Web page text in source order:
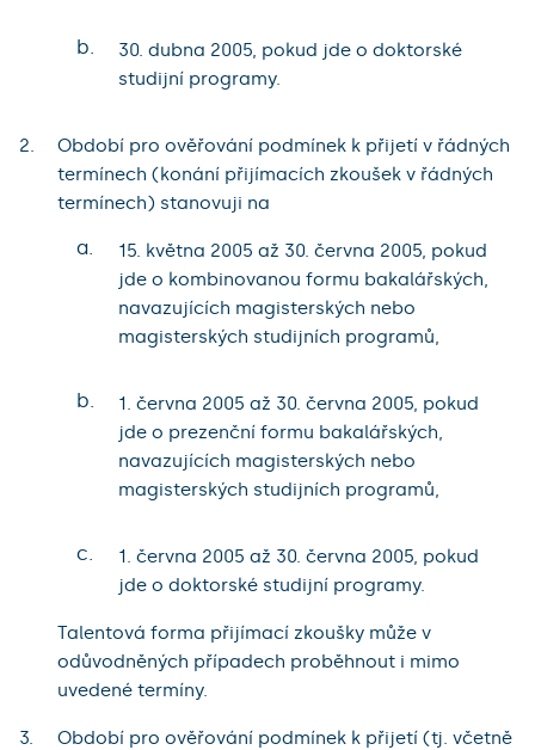
b.
30. dubna 2005, pokud jde o doktorské
studijní programy.
Období pro ověřování podmínek k přijetí v řádných
termínech (konání přijímacích zkoušek v řádných
termínech) stanovuji na
a.
15. května 2005 až 30. června 2005, pokud
jde o kombinovanou formu bakalářských,
navazujících magisterských nebo
magisterských studijních programů,
b.
1. června 2005 až 30. června 2005, pokud
jde o prezenční formu bakalářských,
navazujících magisterských nebo
magisterských studijních programů,
c.
1. června 2005 až 30. června 2005, pokud
jde o doktorské studijní programy.
Talentová forma přijímací zkoušky může v
odůvodněných případech proběhnout i mimo
uvedené termíny.
Období pro ověřování podmínek k přijetí (tj. včetně